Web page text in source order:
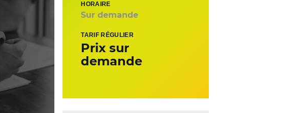
HORAIRE
Sur demande
TARIF RÉGULIER
Prix sur
demande